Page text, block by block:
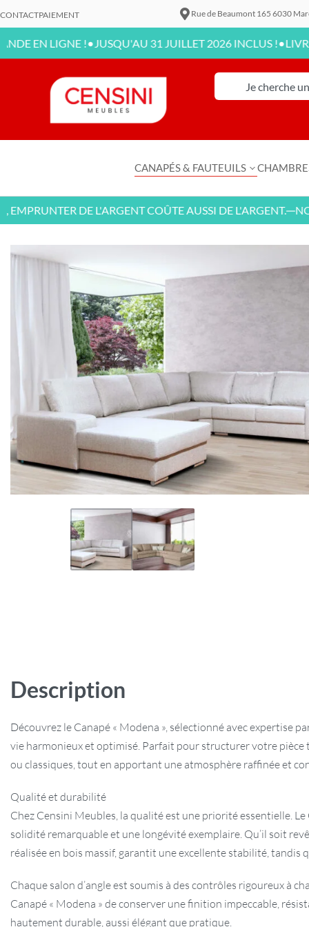
CONTACTPAIEMENT Rue de Beaumont 165 6030
LIGNE !• JUSQU'AU 31 JUILLET 2026 INCLUS ! •LIVRAISON
CANAPÉS & FAUTEUILS
DE L'ARGENT COÛTE AUSSI DE L'ARGENT.—
Description
Découvrez le Canapé « Modena », sélectionné avec expertise
vie harmonieux et optimisé. Parfait pour structurer votre pièce
ou classiques, tout en apportant une atmosphère raffinée et
Qualité et durabilité
Chez Censini Meubles, la qualité est une priorité essentielle.
solidité remarquable et une longévité exemplaire. Qu’il soit
réalisée en bois massif, garantit une excellente stabilité,
Chaque salon d’angle est soumis à des contrôles rigoureux à
Canapé « Modena » de conserver une finition impeccable,
hautement durable, aussi élégant que pratique.